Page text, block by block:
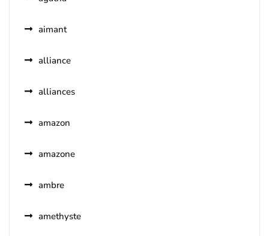
aimant
alliance
alliances
amazon
amazone
ambre
amethyste